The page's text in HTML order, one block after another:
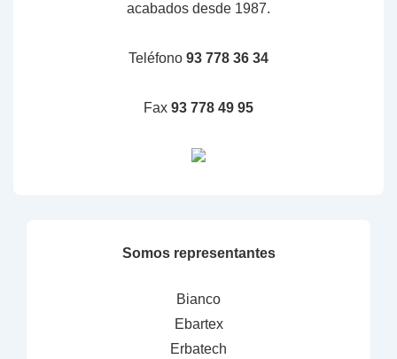
acabados desde 1987.
Teléfono 93 778 36 34
Fax 93 778 49 95
Somos representantes
Bianco
Ebartex
Erbatech